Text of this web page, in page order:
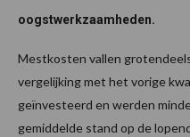
oogstwerkzaamheden.
Mestkosten vallen
vergelijking met het vorige
geïnvesteerd en werden
gemiddelde stand op de